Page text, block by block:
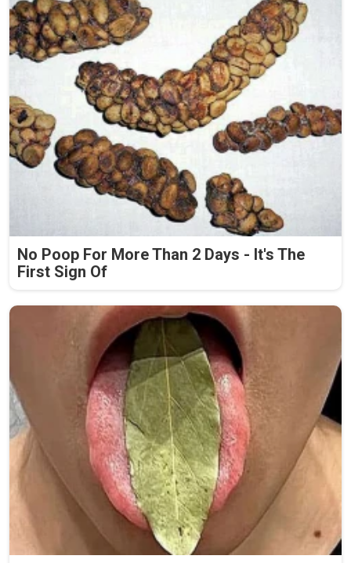
No Poop For More Than 2 Days - It's The
First Sign Of